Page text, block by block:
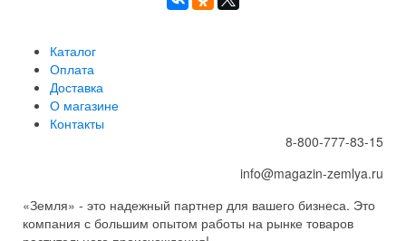
Каталог
Оплата
Доставка
О магазине
Контакты
8-800-777-83-15
info@magazin-zemlya.ru
«Земля» - это надежный партнер для вашего бизнеса. Это
компания с большим опытом работы на рынке товаров